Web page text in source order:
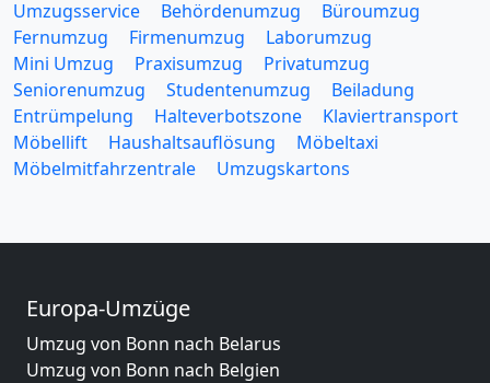
Umzugsservice Behördenumzug
Büroumzug
Fernumzug
Firmenumzug
Laborumzug
Mini Umzug
Praxisumzug
Privatumzug
Seniorenumzug
Studentenumzug
Beiladung
Entrümpelung
Halteverbotszone
Klaviertransport
Möbellift
Haushaltsauflösung
Möbeltaxi
Möbelmitfahrzentrale
Umzugskartons
Europa-Umzüge
Umzug von Bonn nach Belarus
Umzug von Bonn nach Belgien